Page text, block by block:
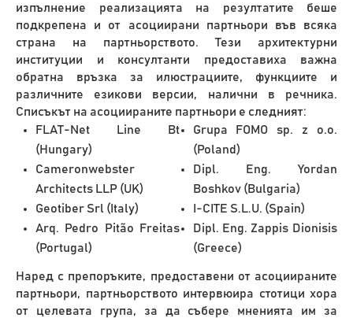
изпълнение реализацията на резултатите беше
подкрепена и от асоциирани партньори във всяка
страна на партньорството. Тези архитектурни
институции и консултанти предоставиха важна
обратна връзка за илюстрациите, функциите и
различните езикови версии, налични в речника.
Списъкът на асоциираните партньори е следният:
FLAT-Net Line Bt
(Hungary)
Cameronwebster
Architects LLP (UK)
Geotiber Srl (Italy)
Arq. Pedro Pitão Freitas
(Portugal)
Grupa FOMO sp. z o.o.
(Poland)
Dipl. Eng. Yordan
Boshkov (Bulgaria)
I-CITE S.L.U. (Spain)
Dipl. Eng. Zappis Dionisis
(Greece)
Наред с препоръките, предоставени от асоциираните
партньори, партньорството интервюира стотици хора
от целевата група, за да събере мненията им за